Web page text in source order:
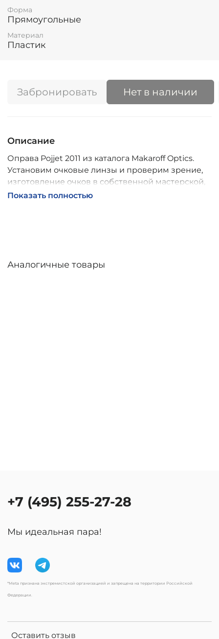
Форма
Прямоугольные
Материал
Пластик
Забронировать Нет в наличии
Описание
Оправа Pojjet 2011 из каталога Makaroff Optics.
Установим очковые линзы и проверим зрение,
изготовление очков в собственной мастерской,
обычно 2–5 дней, индивидуальные линзы – до 30
Показать полностью
Аналогичные товары
Оставить отзыв
+7 (495) 255-27-28
Мы идеальная пара!
*Meta признана экстремистской организацией и запрещена на территории Российской
Федерации.